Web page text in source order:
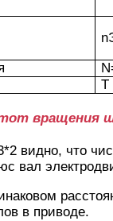
Т
вращения
видно, что
вал
в приводе.